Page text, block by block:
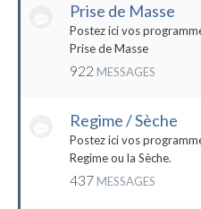
Prise de Masse
Postez ici vos
Prise de Masse
922 MESSAGES
Regime / Sèche
Postez ici vos
Regime ou la Sèche.
437 MESSAGES